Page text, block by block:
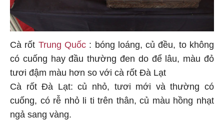
Cà rốt Trung Quốc : bóng loáng, củ đều, to không
có cuống hay đầu thường đen do để lâu, màu đỏ
tươi đậm màu hơn so với cà rốt Đà Lạt
Cà rốt Đà Lạt: củ nhỏ, tươi mới và thường có
cuống, có rễ nhỏ li ti trên thân, củ màu hồng nhạt
ngả sang vàng.